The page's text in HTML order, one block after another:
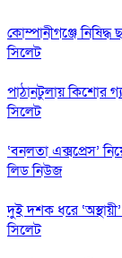
কোম্পানীগঞ্জে
সিলেট
পাঠানটুলায় কিশোর
সিলেট
‘বনলতা এক্সপ্রেস’
লিড নিউজ
দুই দশক ধরে
সিলেট